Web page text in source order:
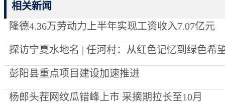
相关新闻
隆德4.36万劳动力上半年实现工资收入7.07亿元
探访宁夏水地名 | 任河村：从红色记忆到绿色希
彭阳县重点项目建设加速推进
杨郎头茬网纹瓜错峰上市 采摘期拉长至10月